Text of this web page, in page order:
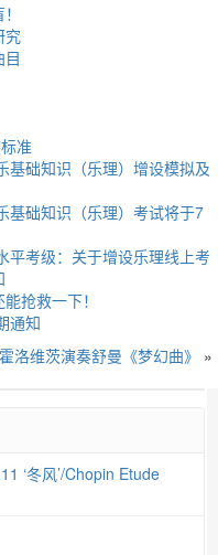
究
准
基础知识（乐理）增设模拟及
基础知识（乐理）考试将于7
平考级：关于增设乐理线上考
抢救一下！
通知
霍洛维茨演奏舒曼《梦幻曲》 »
‘冬风’/Chopin Etude